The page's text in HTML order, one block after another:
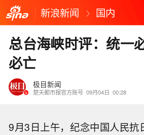
新浪新闻 国内
总台海峡时评：统一
必亡
极目新闻
楚天都市报官方账号 09月04日 00:28
9月3日上午，纪念中国人民抗